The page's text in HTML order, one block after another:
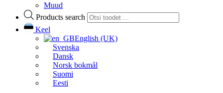
Muud
Products search
Keel
English (UK)
Svenska
Dansk
Norsk bokmål
Suomi
Eesti